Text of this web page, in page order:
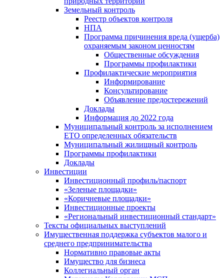
Земельный контроль
Реестр объектов контроля
НПА
Программа причинения вреда (ущерба)
охраняемым законом ценностям
Общественные обсуждения
Программы профилактики
Профилактические мероприятия
Информирование
Консультирование
Объявление предостережений
Доклады
Информация до 2022 года
Муниципальный контроль за исполнением
ЕТО определенных обязательств
Муниципальный жилищный контроль
Программы профилактики
Доклады
Инвестиции
Инвестиционный профиль/паспорт
«Зеленые площадки»
«Коричневые площадки»
Инвестиционные проекты
«Региональный инвестиционный стандарт»
Тексты официальных выступлений
Имущественная поддержка субъектов малого и
среднего предпринимательства
Нормативно правовые акты
Имущество для бизнеса
Коллегиальный орган